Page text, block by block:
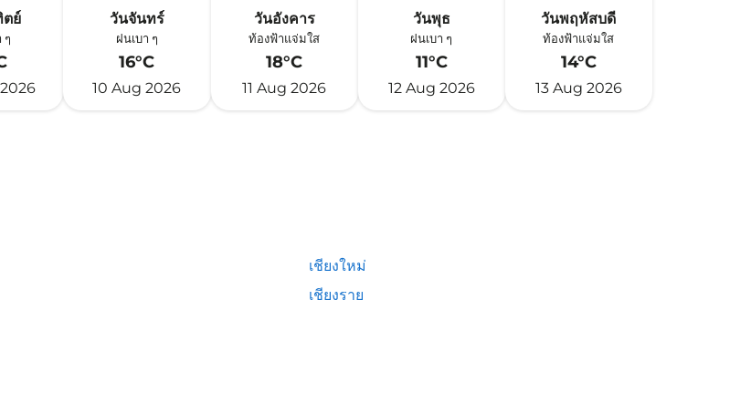
ตย์
ๆ
วันจันทร์
ฝนเบา ๆ
16°C
10 Aug 2026
วันอังคาร
ท้องฟ้าแจ่มใส
18°C
11 Aug 2026
วันพุธ
ฝนเบา ๆ
11°C
12 Aug 2026
วันพฤหัสบดี
ท้องฟ้าแจ่มใส
14°C
13 Aug 2026
เชียงใหม่
เชียงราย